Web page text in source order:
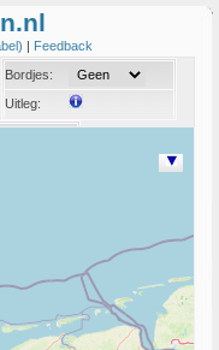
| Feedback
Bordjes:
Uitleg: